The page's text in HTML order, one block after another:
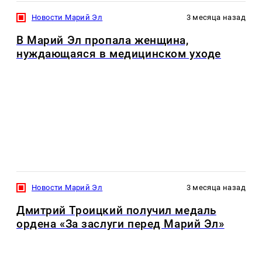
Новости Марий Эл 3 месяца назад
В Марий Эл пропала женщина,
нуждающаяся в медицинском уходе
Новости Марий Эл 3 месяца назад
Дмитрий Троицкий получил медаль
ордена «За заслуги перед Марий Эл»